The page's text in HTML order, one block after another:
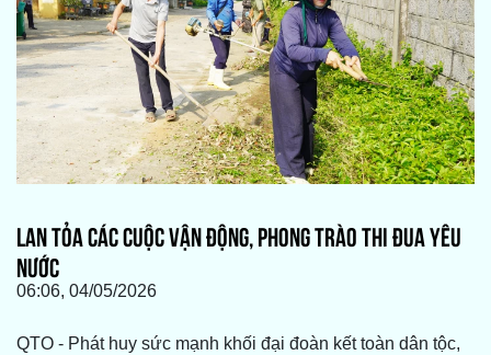
LAN TỎA CÁC CUỘC VẬN ĐỘNG, PHONG TRÀO THI ĐUA YÊU
NƯỚC
06:06, 04/05/2026
QTO - Phát huy sức mạnh khối đại đoàn kết toàn dân tộc,